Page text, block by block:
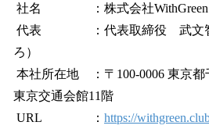
社名 ：株式会社WithGreen
代表 ：代表取締役 武文智
ろ）
本社所在地 ：〒100-0006 東京都
東京交通会館11階
URL ： https://